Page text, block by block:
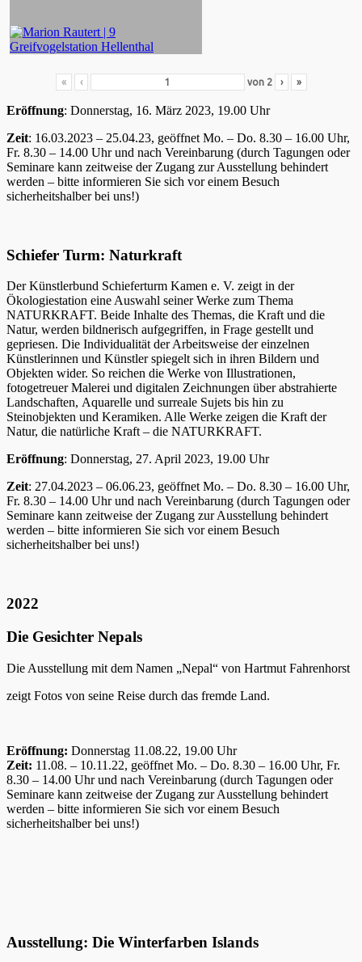
« ‹ von 2 › »
Eröffnung: Donnerstag, 16. März 2023, 19.00 Uhr
Zeit: 16.03.2023 – 25.04.23, geöffnet Mo. – Do. 8.30 – 16.00 Uhr,
Fr. 8.30 – 14.00 Uhr und nach Vereinbarung (durch Tagungen oder
Seminare kann zeitweise der Zugang zur Ausstellung behindert
werden – bitte informieren Sie sich vor einem Besuch
sicherheitshalber bei uns!)
Schiefer Turm: Naturkraft
Der Künstlerbund Schieferturm Kamen e. V. zeigt in der
Ökologiestation eine Auswahl seiner Werke zum Thema
NATURKRAFT. Beide Inhalte des Themas, die Kraft und die
Natur, werden bildnerisch aufgegriffen, in Frage gestellt und
gepriesen. Die Individualität der Arbeitsweise der einzelnen
Künstlerinnen und Künstler spiegelt sich in ihren Bildern und
Objekten wider. So reichen die Werke von Illustrationen,
fotogetreuer Malerei und digitalen Zeichnungen über abstrahierte
Landschaften, Aquarelle und surreale Sujets bis hin zu
Steinobjekten und Keramiken. Alle Werke zeigen die Kraft der
Natur, die natürliche Kraft – die NATURKRAFT.
Eröffnung: Donnerstag, 27. April 2023, 19.00 Uhr
Zeit: 27.04.2023 – 06.06.23, geöffnet Mo. – Do. 8.30 – 16.00 Uhr,
Fr. 8.30 – 14.00 Uhr und nach Vereinbarung (durch Tagungen oder
Seminare kann zeitweise der Zugang zur Ausstellung behindert
werden – bitte informieren Sie sich vor einem Besuch
sicherheitshalber bei uns!)
2022
Die Gesichter Nepals
Die Ausstellung mit dem Namen „Nepal“ von Hartmut Fahrenhorst
zeigt Fotos von seine Reise durch das fremde Land.
Eröffnung: Donnerstag 11.08.22, 19.00 Uhr
Zeit: 11.08. – 10.11.22, geöffnet Mo. – Do. 8.30 – 16.00 Uhr, Fr.
8.30 – 14.00 Uhr und nach Vereinbarung (durch Tagungen oder
Seminare kann zeitweise der Zugang zur Ausstellung behindert
werden – bitte informieren Sie sich vor einem Besuch
sicherheitshalber bei uns!)
Ausstellung: Die Winterfarben Islands